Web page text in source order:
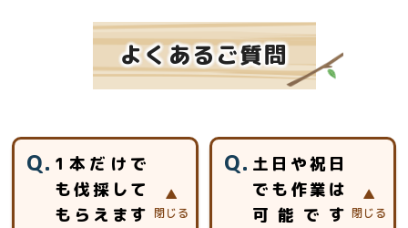
よくあるご質問
1本だけで
も伐採して
もらえます
土日や祝日
でも作業は
可能です